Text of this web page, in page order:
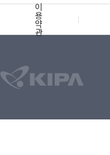
이
용
약
관